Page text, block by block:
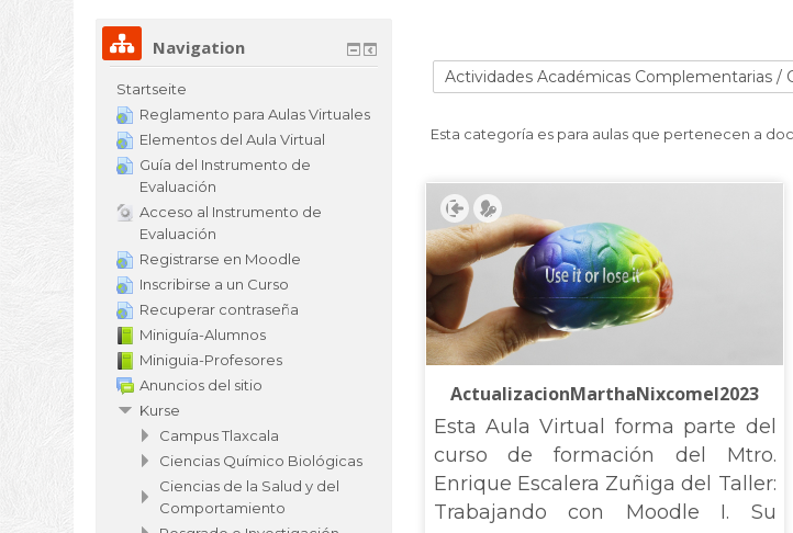
Esta categoría es para aulas que pertenecen a
ActualizacionMarthaNixcomel2023
Esta Aula Virtual forma parte del
curso de formación del Mtro.
Enrique Escalera Zuñiga del Taller:
Trabajando con Moodle I. Su
Navigation
Startseite
Reglamento para Aulas Virtuales
Elementos del Aula Virtual
Guía del Instrumento de
Evaluación
Acceso al Instrumento de
Evaluación
Registrarse en Moodle
Inscribirse a un Curso
Recuperar contraseña
Miniguía-Alumnos
Miniguia-Profesores
Anuncios del sitio
Kurse
Campus Tlaxcala
Ciencias Químico Biológicas
Ciencias de la Salud y del
Comportamiento